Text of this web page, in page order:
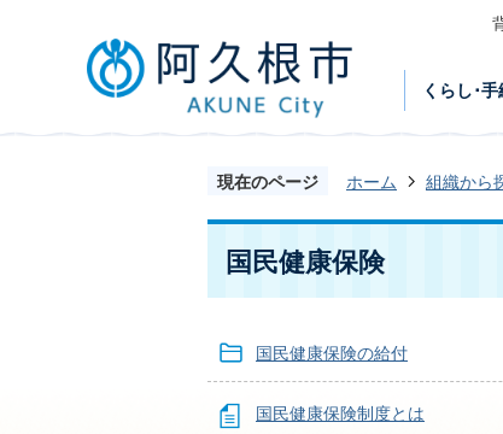
くらし･手
現在のページ ホーム 組織から
国民健康保険
国民健康保険の給付
国民健康保険制度とは